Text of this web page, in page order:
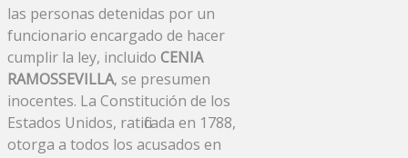
las personas detenidas por un
funcionario encargado de hacer
cumplir la ley, incluido CENIA
RAMOSSEVILLA, se presumen
inocentes. La Constitución de los
Estados Unidos, ratificada en 1788,
otorga a todos los acusados ​​en